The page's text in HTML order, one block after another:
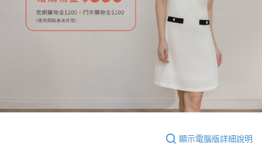
顯示電腦版詳細說明